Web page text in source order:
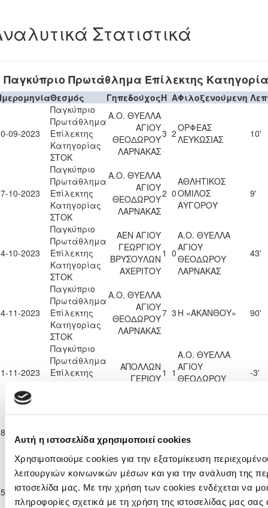
Αυτή η ιστοσελίδα χρησιμοποιεί cookies
Χρησιμοποιούμε cookies για την εξατομίκευση
λειτουργιών κοινωνικών μέσων και για την ανάλυση της
ιστοσελίδα μας. Με την χρήση των cookies ενδέχεται να
πληροφορίες σχετικά με τη χρήση της ιστοσελίδας μας
Στατιστικά
Παγκύπριο Πρωτάθλημα Επίλεκτης
Θεσμός ΓηπεδούχοςH AΦιλοξενούμενη
09-2023
Παγκύπριο
Πρωτάθλημα
Επίλεκτης
Κατηγορίας
ΣΤΟΚ
Α.Ο. ΘΥΕΛΛΑ
ΑΓΙΟΥ
ΘΕΟΔΩΡΟΥ
ΛΑΡΝΑΚΑΣ
3 2ΟΡΦΕΑΣ
ΛΕΥΚΩΣΙΑΣ
10'
10-2023
Παγκύπριο
Πρωτάθλημα
Επίλεκτης
Κατηγορίας
ΣΤΟΚ
Α.Ο. ΘΥΕΛΛΑ
ΑΓΙΟΥ
ΘΕΟΔΩΡΟΥ
ΛΑΡΝΑΚΑΣ
2 0
ΑΘΛΗΤΙΚΟΣ
ΟΜΙΛΟΣ
ΑΥΓΟΡΟΥ
9'
10-2023
Παγκύπριο
Πρωτάθλημα
Επίλεκτης
Κατηγορίας
ΣΤΟΚ
ΑΕΝ ΑΓΙΟΥ
ΓΕΩΡΓΙΟΥ
ΒΡΥΣΟΥΛΩΝ
ΑΧΕΡΙΤΟΥ
1 0
Α.Ο. ΘΥΕΛΛΑ
ΑΓΙΟΥ
ΘΕΟΔΩΡΟΥ
ΛΑΡΝΑΚΑΣ
43'
11-2023
Παγκύπριο
Πρωτάθλημα
Επίλεκτης
Κατηγορίας
ΣΤΟΚ
Α.Ο. ΘΥΕΛΛΑ
ΑΓΙΟΥ
ΘΕΟΔΩΡΟΥ
ΛΑΡΝΑΚΑΣ
7 3 Η «ΑΚΑΝΘΟΥ» 90'
11-2023
Παγκύπριο
Πρωτάθλημα
Επίλεκτης
Κατηγορίας
ΑΠΟΛΛΩΝ
ΓΕΡΙΟΥ1 1
Α.Ο. ΘΥΕΛΛΑ
ΑΓΙΟΥ
ΘΕΟΔΩΡΟΥ
-3'
11-2023
Κατηγορίας
ΣΤΟΚ
Α.Ο. ΘΥΕΛΛΑ
ΘΕΟΔΩΡΟΥ
11-2023
Παγκύπριο
Πρωτάθλημα
Επίλεκτης
Κατηγορίας
Ε. Ν. ΘΟΙ
ΛΑΚΑΤΑΜΙΑΣ 5 0
Α.Ο. ΘΥΕΛΛΑ
ΑΓΙΟΥ
ΘΕΟΔΩΡΟΥ
44'